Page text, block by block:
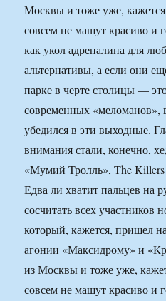
Москвы и тоже уже,
совсем не машут красиво
как укол адреналина для
альтернативы, а если они
парке в черте столицы —
современных
убедился в эти выходные.
внимания стали, конечно,
«Мумий Тролль», The
Едва ли хватит пальцев на
сосчитать всех участников
который, кажется, пришел
агонии «Максидрому» и
из Москвы и тоже уже,
совсем не машут красиво